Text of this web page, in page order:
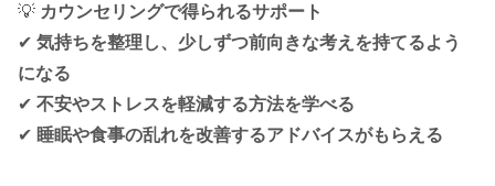
💡 カウンセリングで得られるサポート
✔ 気持ちを整理し、少しずつ前向きな考えを持てるよう
になる
✔ 不安やストレスを軽減する方法を学べる
✔ 睡眠や食事の乱れを改善するアドバイスがもらえる